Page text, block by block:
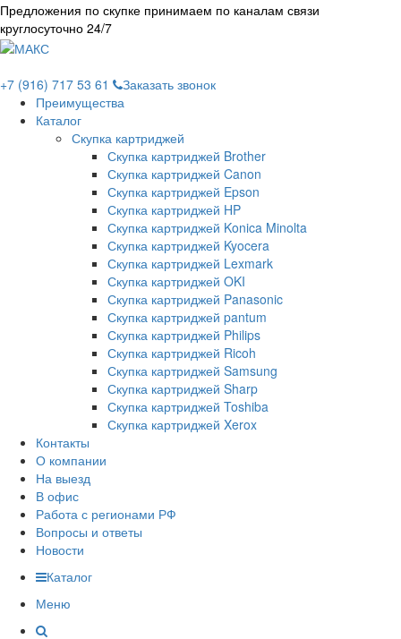
Предложения по скупке принимаем по каналам связи
круглосуточно 24/7
+7 (916) 717 53 61
Заказать звонок
Преимущества
Каталог
Скупка картриджей
Скупка картриджей Brother
Скупка картриджей Canon
Скупка картриджей Epson
Скупка картриджей HP
Скупка картриджей Konica Minolta
Скупка картриджей Kyocera
Скупка картриджей Lexmark
Скупка картриджей OKI
Скупка картриджей Panasonic
Скупка картриджей pantum
Скупка картриджей Philips
Скупка картриджей Ricoh
Скупка картриджей Samsung
Скупка картриджей Sharp
Скупка картриджей Toshiba
Скупка картриджей Xerox
Контакты
О компании
На выезд
В офис
Работа с регионами РФ
Вопросы и ответы
Новости
Каталог
Меню